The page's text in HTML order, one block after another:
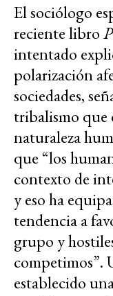
El sociólogo
reciente libro
intentado
polarización
sociedades,
tribalismo que
naturaleza
que “los
contexto de
y eso ha
tendencia a
grupo y
competimos”.
establecido